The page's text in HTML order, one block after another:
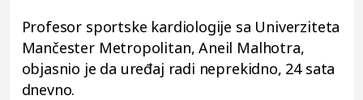
Profesor sportske kardiologije sa Univerziteta
Mančester Metropolitan, Aneil Malhotra,
objasnio je da uređaj radi neprekidno, 24 sata
dnevno.